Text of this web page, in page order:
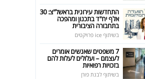
התחדשות עירונית בראשל"צ: 30
אלף יח"ד בתכנון ומהפכה
בתחבורה הציבורית
בשיתוף ice פרויקטים
7 משפטים שאנשים אומרים
לעצמם – ועלולים לעלות להם
בזכויות רפואיות
בשיתוף לבנת פורן